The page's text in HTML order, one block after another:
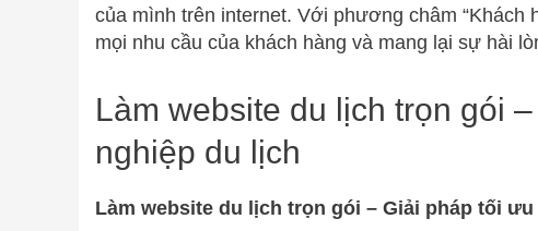
của mình trên internet. Với phương châm “Khách
mọi nhu cầu của khách hàng và mang lại sự hài
Làm website du lịch trọn gói
nghiệp du lịch
Làm website du lịch trọn gói – Giải pháp tối